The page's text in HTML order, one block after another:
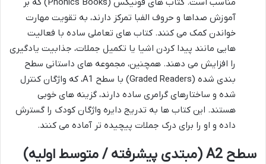
آموزش صداها و حروف الفبا تمرکز دارند، به تقویت مهارت
خواندن کمک می کنند. کتاب های تعاملی ساده با فعالیت
هایی مانند پیدا کردن اشیا یا تکمیل جملات، جذابیت یادگیری
را افزایش می دهند. همچنین، مجموعه های داستانی سطح
بندی شده (Graded Readers) با سطح A1، که واژگان کنترل
شده و ساختارهای گرامری ساده دارند، گزینه های خوبی
هستند. این کتاب ها به تدریج دایره واژگان کودک را گسترش
داده و او را برای درک جملات پیچیده تر آماده می کنند.
سطح A2 (مبتدی پیشرفته / متوسط اولیه)